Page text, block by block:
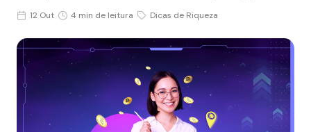
12 Out 4 min de leitura Dicas de Riqueza